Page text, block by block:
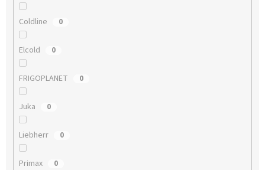
Coldline 0
Elcold 0
FRIGOPLANET 0
Juka 0
Liebherr 0
Primax 0